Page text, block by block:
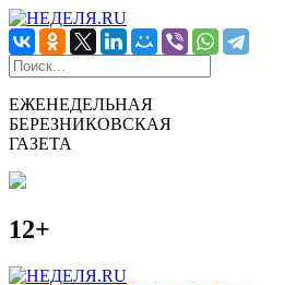
ЕЖЕНЕДЕЛЬНАЯ
БЕРЕЗНИКОВСКАЯ
ГАЗЕТА
12+